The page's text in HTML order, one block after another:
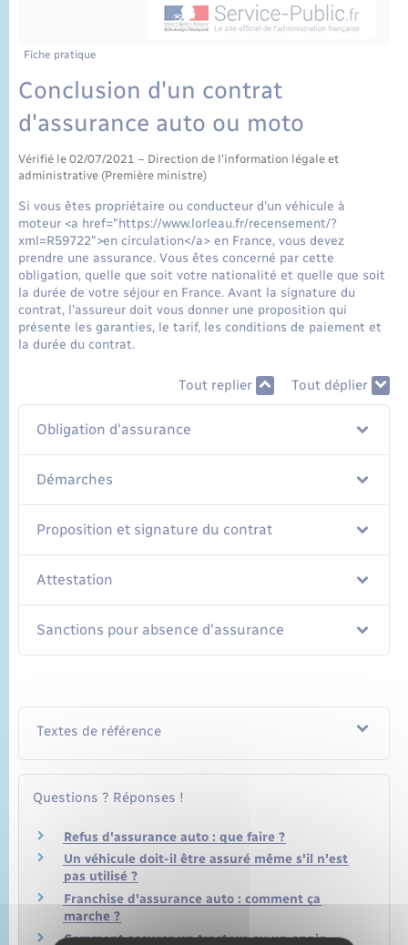
Fiche pratique
Conclusion d'un contrat
d'assurance auto ou moto
Vérifié le 02/07/2021 – Direction de l'information légale et
administrative (Première ministre)
Si vous êtes propriétaire ou conducteur d'un véhicule à
moteur <a href="https://www.lorleau.fr/recensement/?
xml=R59722">en circulation</a> en France, vous devez
prendre une assurance. Vous êtes concerné par cette
obligation, quelle que soit votre nationalité et quelle que soit
la durée de votre séjour en France. Avant la signature du
contrat, l'assureur doit vous donner une proposition qui
présente les garanties, le tarif, les conditions de paiement et
la durée du contrat.
Tout replier Tout déplier
Obligation d'assurance
Démarches
Proposition et signature du contrat
Attestation
Sanctions pour absence d'assurance
Textes de référence
Questions ? Réponses !
Refus d'assurance auto : que faire ?
Un véhicule doit-il être assuré même s'il n'est
pas utilisé ?
Franchise d'assurance auto : comment ça
marche ?
Comment assurer un tracteur ou un engin